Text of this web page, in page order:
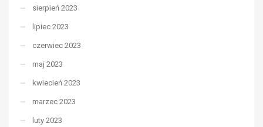
sierpień 2023
lipiec 2023
czerwiec 2023
maj 2023
kwiecień 2023
marzec 2023
luty 2023